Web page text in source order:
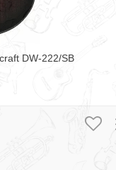
DW-222/SB